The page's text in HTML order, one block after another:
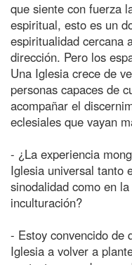
que siente con fuerza
espiritual, esto es un
espiritualidad cercana
dirección. Pero los
Una Iglesia crece de
personas capaces de
acompañar el
eclesiales que vayan
- ¿La experiencia
Iglesia universal tanto
sinodalidad como en
inculturación?
- Estoy convencido de
Iglesia a volver a